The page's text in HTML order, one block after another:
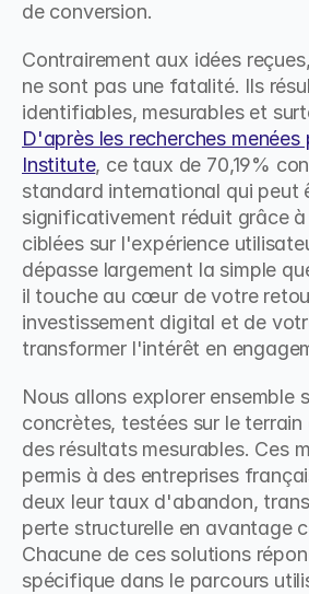
de conversion.
Contrairement aux idées
ne sont pas une fatalité. Ils
D'après les recherches menées
Institute, ce taux de 70,19%
standard international qui peut
significativement réduit grâce
ciblées sur l'expérience
dépasse largement la simple
il touche au cœur de votre
investissement digital et de
transformer l'intérêt en
Nous allons explorer ensemble
concrètes, testées sur le
des résultats mesurables. Ces
permis à des entreprises
deux leur taux d'abandon,
perte structurelle en avantage
Chacune de ces solutions
spécifique dans le parcours